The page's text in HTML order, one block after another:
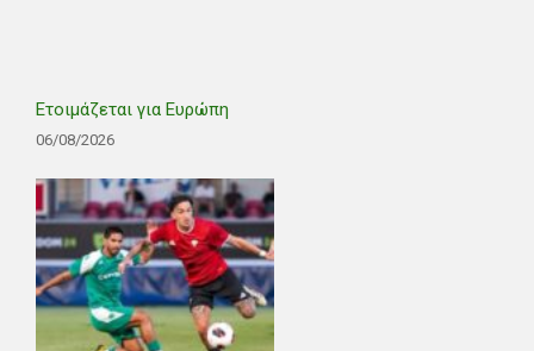
Ετοιμάζεται για Ευρώπη
06/08/2026